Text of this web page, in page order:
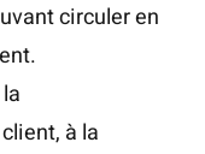
circuler en
à la